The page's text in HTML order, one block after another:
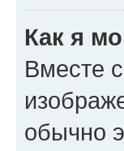
Как я
Вместе
обычно